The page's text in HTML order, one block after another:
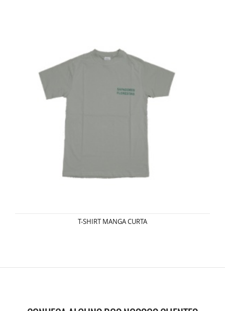
T-SHIRT MANGA CURTA